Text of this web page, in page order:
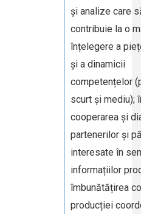
și analize care
contribuie la o
înțelegere a
și a dinamicii
competențelor
scurt și mediu);
cooperarea și
partenerilor și
interesate în
informațiilor
îmbunătățirea
producției